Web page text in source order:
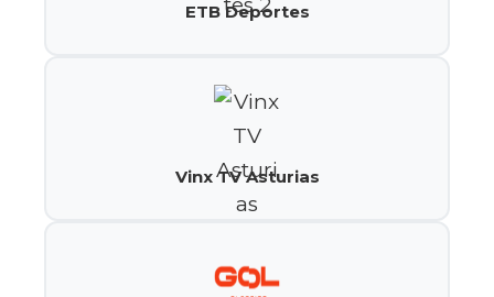
ETB Deportes
Vinx TV Asturias